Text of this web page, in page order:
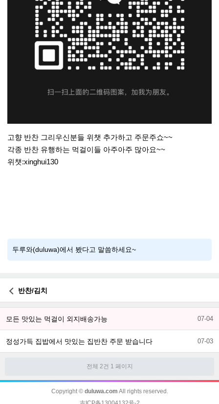
고향 반찬 그리우신분들 위챗 추가하고 주문주쇼~~
각종 반찬 유행하는 먹걸이들 아주아주 많아요~~
위챗:xinghui130
두루와(duluwa)에서 봤다고 말씀하세요~
반찬/김치
모든 맛있는 먹걸이 외지배송가능 07-04
정성가득 집밥에서 맛있는 집반찬 주문 받습니다 07-03
전체 2건 1 페이지
Copyright © duluwa.com All rights reserved.